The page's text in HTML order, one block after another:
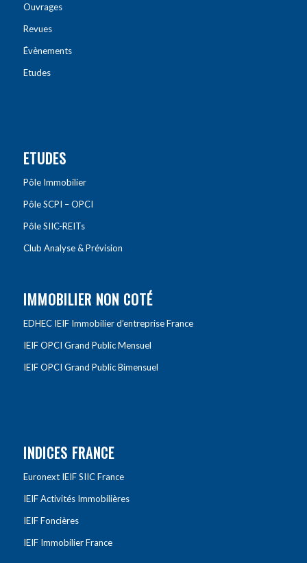
Ouvrages
Revues
Évènements
Etudes
ETUDES
Pôle Immobilier
Pôle SCPI – OPCI
Pôle SIIC-REITs
Club Analyse & Prévision
IMMOBILIER NON COTÉ
EDHEC IEIF Immobilier d’entreprise France
IEIF OPCI Grand Public Mensuel
IEIF OPCI Grand Public Bimensuel
INDICES FRANCE
Euronext IEIF SIIC France
IEIF Activités Immobilières
IEIF Foncières
IEIF Immobilier France